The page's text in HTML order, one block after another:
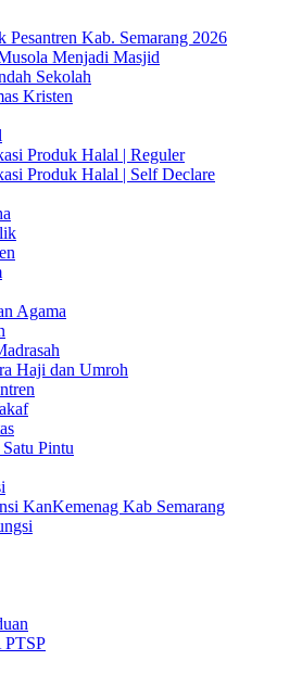
Pesantren Kab. Semarang 2026
Menjadi Masjid
Sekolah
Kristen
Produk Halal | Reguler
Produk Halal | Self Declare
Agama
Haji dan Umroh
Pintu
KanKemenag Kab Semarang
PTSP